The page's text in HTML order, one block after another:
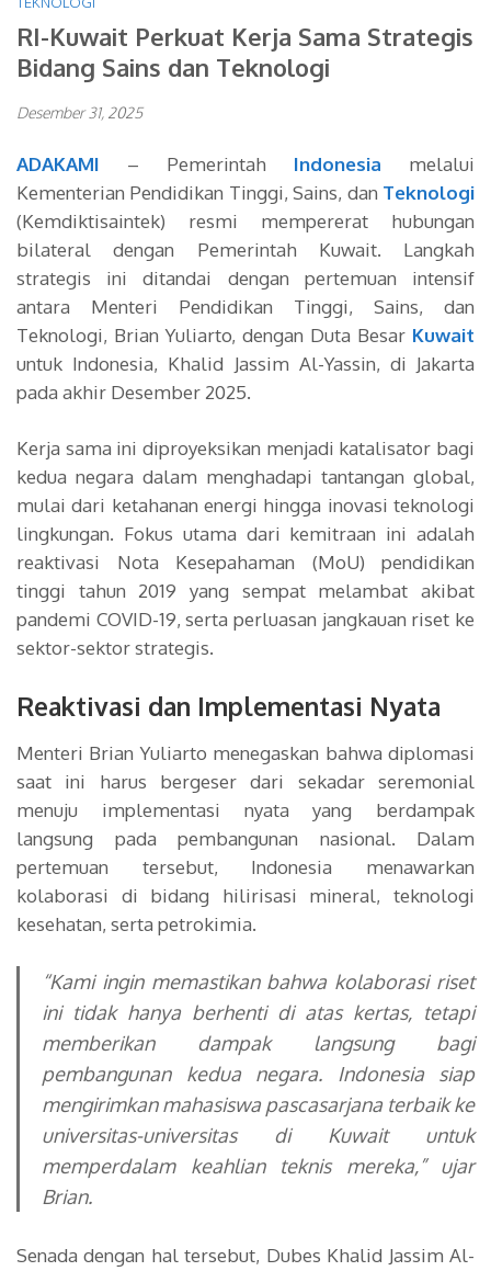
RI-Kuwait Perkuat Kerja Sama Strategis
Bidang Sains dan Teknologi
Desember 31, 2025
ADAKAMI – Pemerintah Indonesia melalui
Kementerian Pendidikan Tinggi, Sains, dan Teknologi
(Kemdiktisaintek) resmi mempererat hubungan
bilateral dengan Pemerintah Kuwait. Langkah
strategis ini ditandai dengan pertemuan intensif
antara Menteri Pendidikan Tinggi, Sains, dan
Teknologi, Brian Yuliarto, dengan Duta Besar Kuwait
untuk Indonesia, Khalid Jassim Al-Yassin, di Jakarta
pada akhir Desember 2025.
Kerja sama ini diproyeksikan menjadi katalisator bagi
kedua negara dalam menghadapi tantangan global,
mulai dari ketahanan energi hingga inovasi teknologi
lingkungan. Fokus utama dari kemitraan ini adalah
reaktivasi Nota Kesepahaman (MoU) pendidikan
tinggi tahun 2019 yang sempat melambat akibat
pandemi COVID-19, serta perluasan jangkauan riset ke
sektor-sektor strategis.
Reaktivasi dan Implementasi Nyata
Menteri Brian Yuliarto menegaskan bahwa diplomasi
saat ini harus bergeser dari sekadar seremonial
menuju implementasi nyata yang berdampak
langsung pada pembangunan nasional. Dalam
pertemuan tersebut, Indonesia menawarkan
kolaborasi di bidang hilirisasi mineral, teknologi
kesehatan, serta petrokimia.
“Kami ingin memastikan bahwa kolaborasi riset
ini tidak hanya berhenti di atas kertas, tetapi
memberikan dampak langsung bagi
pembangunan kedua negara. Indonesia siap
mengirimkan mahasiswa pascasarjana terbaik ke
universitas-universitas di Kuwait untuk
memperdalam keahlian teknis mereka,”ujar
Brian.
Senada dengan hal tersebut, Dubes Khalid Jassim Al-